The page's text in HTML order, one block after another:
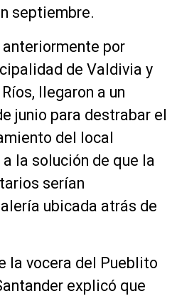
septiembre.
por
de Valdivia y
llegaron a un
junio para destrabar el
del local
la solución de que la
serían
ubicada atrás de
la vocera del Pueblito
explicó que